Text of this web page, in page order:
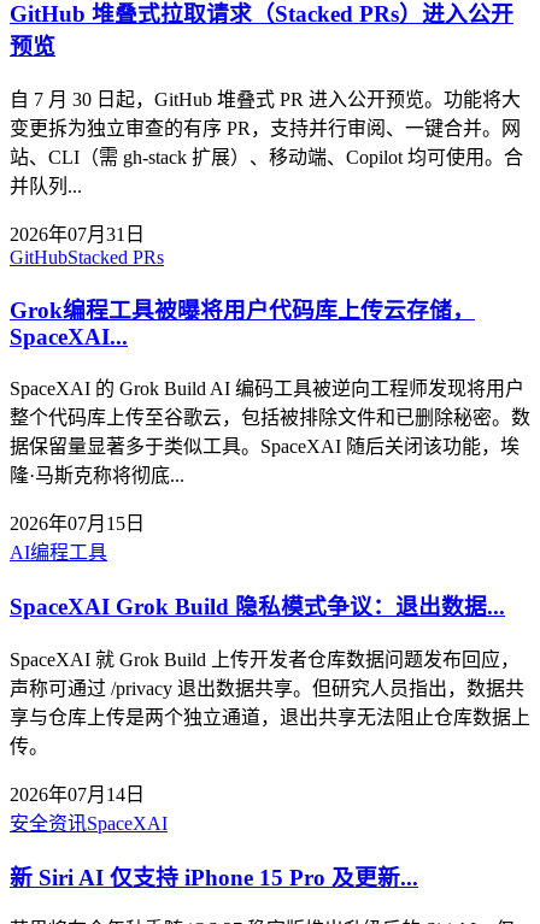
GitHub 堆叠式拉取请求（Stacked PRs）进入公开
预览
自 7 月 30 日起，GitHub 堆叠式 PR 进入公开预览。功能将大
变更拆为独立审查的有序 PR，支持并行审阅、一键合并。网
站、CLI（需 gh-stack 扩展）、移动端、Copilot 均可使用。合
并队列...
2026年07月31日
GitHubStacked PRs
Grok编程工具被曝将用户代码库上传云存储，
SpaceXAI...
SpaceXAI 的 Grok Build AI 编码工具被逆向工程师发现将用户
整个代码库上传至谷歌云，包括被排除文件和已删除秘密。数
据保留量显著多于类似工具。SpaceXAI 随后关闭该功能，埃
隆·马斯克称将彻底...
2026年07月15日
AI编程工具
SpaceXAI Grok Build 隐私模式争议：退出数据...
SpaceXAI 就 Grok Build 上传开发者仓库数据问题发布回应，
声称可通过 /privacy 退出数据共享。但研究人员指出，数据共
享与仓库上传是两个独立通道，退出共享无法阻止仓库数据上
传。
2026年07月14日
安全资讯SpaceXAI
新 Siri AI 仅支持 iPhone 15 Pro 及更新...